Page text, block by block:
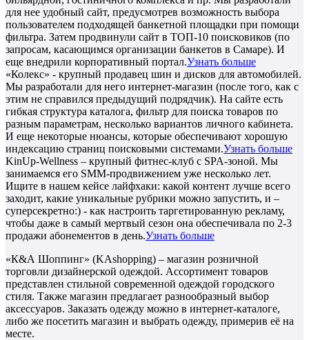
для нее удобный сайт, предусмотрев возможность выбора
пользователем подходящей банкетной площадки при помощи
фильтра. Затем продвинули сайт в ТОП-10 поисковиков (по
запросам, касающимся организации банкетов в Самаре). И
еще внедрили корпоративный портал.Узнать больше
«Колекс» - крупный продавец шин и дисков для автомобилей.
Мы разработали для него интернет-магазин (после того, как с
этим не справился предыдущий подрядчик). На сайте есть
гибкая структура каталога, фильтр для поиска товаров по
разным параметрам, несколько вариантов личного кабинета.
И еще некоторые нюансы, которые обеспечивают хорошую
индексацию страниц поисковыми системами.Узнать больше
KinUp-Wellness – крупный фитнес-клуб с SPA-зоной. Мы
занимаемся его SMM-продвижением уже несколько лет.
Ищите в нашем кейсе лайфхаки: какой контент лучше всего
заходит, какие уникальные рубрики можно запустить, и –
суперсекретно:) - как настроить таргетированную рекламу,
чтобы даже в самый мертвый сезон она обеспечивала по 2-3
продажи абонементов в день.Узнать больше
«К&А Шоппинг» (KAshopping) – магазин розничной
торговли дизайнерской одеждой. Ассортимент товаров
представлен стильной современной одеждой городского
стиля. Также магазин предлагает разнообразный выбор
аксессуаров. Заказать одежду можно в интернет-каталоге,
либо же посетить магазин и выбрать одежду, примерив её на
месте.